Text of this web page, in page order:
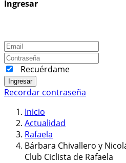
Ingresar
Recuérdame
Ingresar
Recordar contraseña
Inicio
Actualidad
Rafaela
Bárbara Chivallero y
Club Ciclista de Rafaela